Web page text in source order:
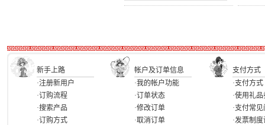
新手上路 帐户及订单信息
支付方式
·注册新用户
·订购流程
·搜索产品
·订购方式
·我的帐户功能
·订单状态
·修改订单
·取消订单
·支付方式
·使用礼品
·支付常
·发票制